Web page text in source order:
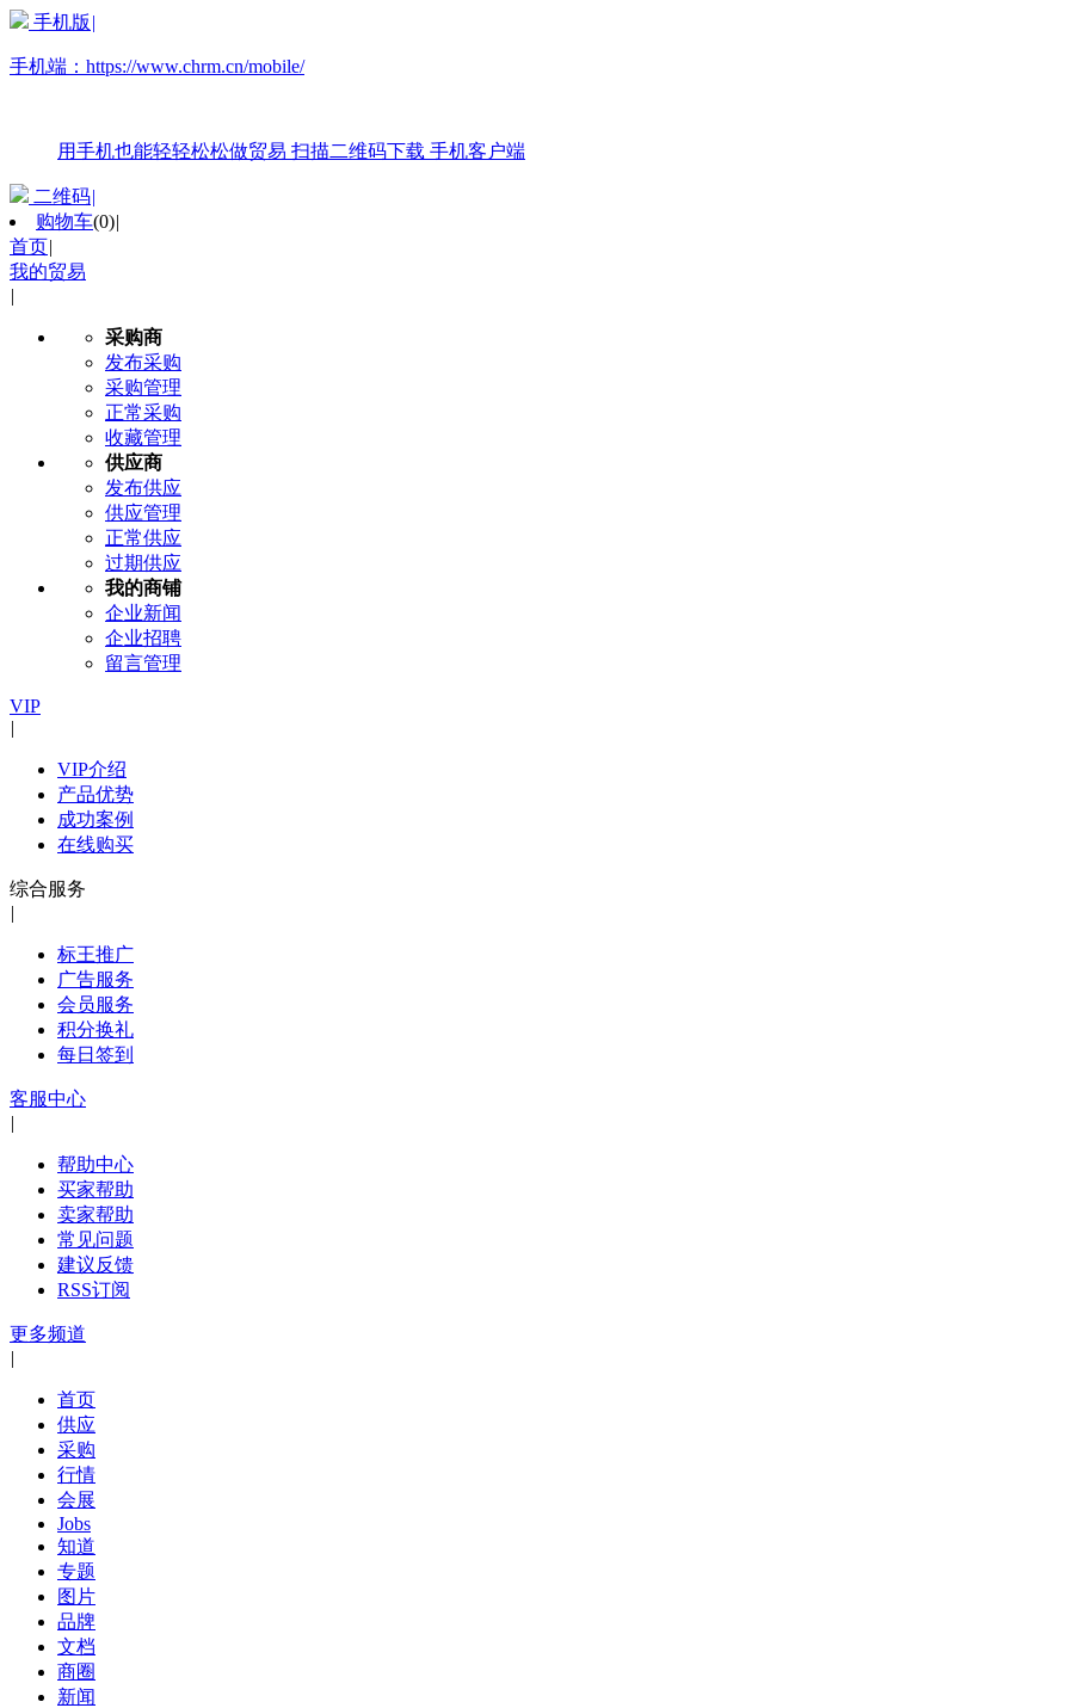
手机版 |
手机端： https://www.chrm.cn/mobile/
用手机也能轻轻松松做贸易 扫描二维码下载 手机客户端
二维码|
购物车(0)|
首页|
我的贸易
|
采购商
发布采购
采购管理
正常采购
收藏管理
供应商
发布供应
供应管理
正常供应
过期供应
我的商铺
企业新闻
企业招聘
留言管理
VIP
|
VIP介绍
产品优势
成功案例
在线购买
综合服务
|
标王推广
广告服务
会员服务
积分换礼
每日签到
客服中心
|
帮助中心
买家帮助
卖家帮助
常见问题
建议反馈
RSS订阅
更多频道
|
首页
供应
采购
行情
会展
Jobs
知道
专题
图片
品牌
文档
商圈
新闻